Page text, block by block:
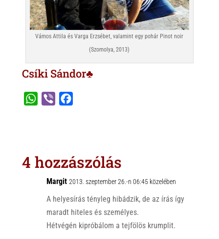
Vámos Attila és Varga Erzsébet, valamint egy pohár Pinot noir
(Szomolya, 2013)
Csíki Sándor♣
A
o
o
k
4 hozzászólás
Margit 2013. szeptember 26.-n 06:45 közelében
A helyesírás tényleg hibádzik, de az írás így
maradt hiteles és személyes.
Hétvégén kipróbálom a tejfölös krumplit.